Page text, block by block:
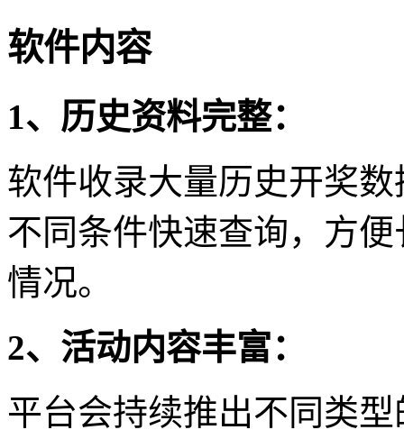
软件内容
1、历史资料完整：
软件收录大量历史开奖
不同条件快速查询，方
情况。
2、活动内容丰富：
平台会持续推出不同类